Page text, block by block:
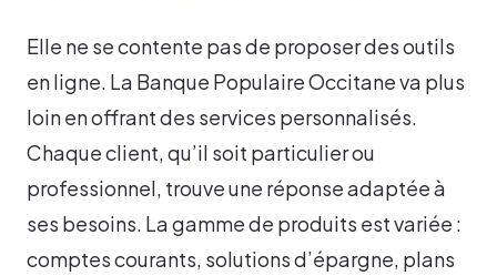
Elle ne se contente pas de proposer des outils
en ligne. La Banque Populaire Occitane va plus
loin en offrant des services personnalisés.
Chaque client, qu’il soit particulier ou
professionnel, trouve une réponse adaptée à
ses besoins. La gamme de produits est variée :
comptes courants, solutions d’épargne, plans